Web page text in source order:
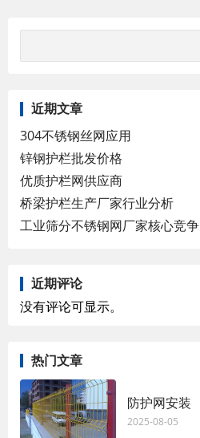
近期文章
304不锈钢丝网应用
锌钢护栏批发价格
优质护栏网供应商
桥梁护栏生产厂家行业分析
工业筛分不锈钢网厂家核心竞争
近期评论
没有评论可显示。
热门文章
防护网安装
2025-08-05